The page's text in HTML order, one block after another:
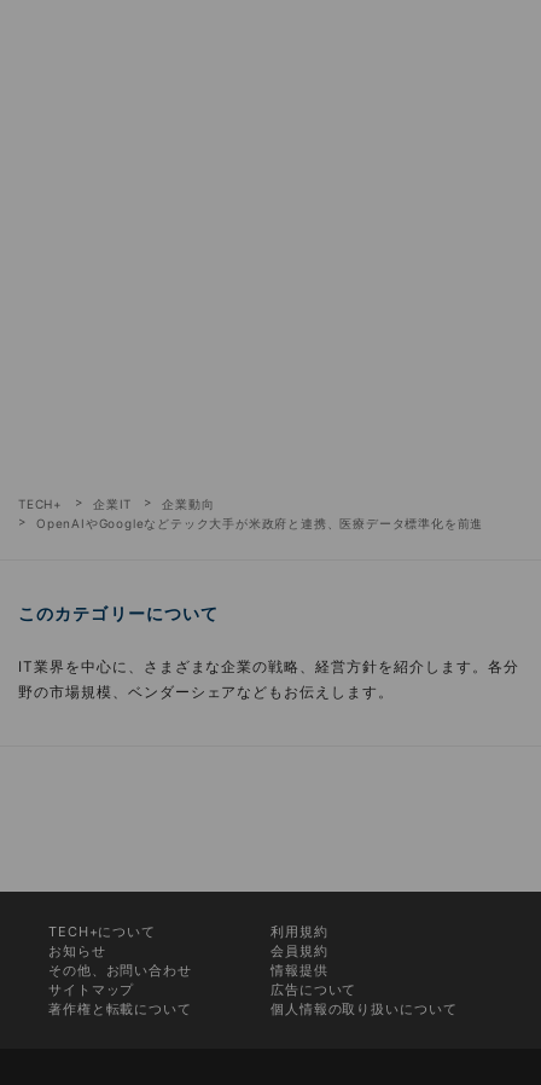
TECH+ 企業IT
企業動向
OpenAIやGoogleなどテック大手が米政府と連携、医療データ標準化を前進
このカテゴリーについて
IT業界を中心に、さまざまな企業の戦略、経営方針を紹介します。各分
野の市場規模、ベンダーシェアなどもお伝えします。
TECH+について
利用規約
お知らせ
会員規約
その他、お問い合わせ
情報提供
サイトマップ
広告について
著作権と転載について
個人情報の取り扱いについて